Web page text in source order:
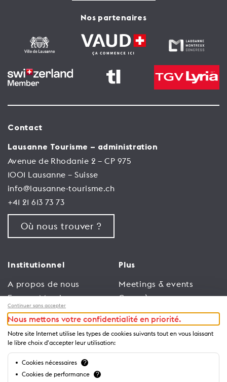
Nos partenaires
Contact
Lausanne Tourisme – administration
Avenue de Rhodanie 2 – CP 975
1001 Lausanne – Suisse
info@lausanne-tourisme.ch
+41 21 613 73 73
Où nous trouver ?
Institutionnel
A propos de nous
Espace Membres
Emploi
Conditions générales
d’utilisation
Politique de
confidentialité
Plus
Meetings & events
Congrès
Trade
Espace Médias
Annonceurs
Brochures et guides
Continuer sans accepter
Nous mettons votre confidentialité en priorité.
Notre site Internet utilise les types de cookies suivants tout en vous laissant
le libre choix d'accepter leur utilisation:
Cookies nécessaires ?
Cookies de performance ?